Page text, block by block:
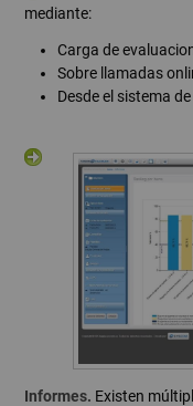
mediante:
Carga de
Sobre llamadas
Desde el sistema
Informes. Existen